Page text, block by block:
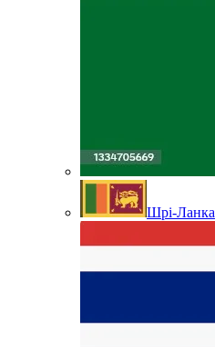
Шрі-Ланка